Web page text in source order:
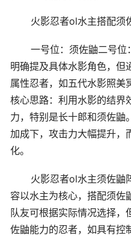
火影忍者ol水主搭配须
一号位：须佐鼬二号位
明确提及具体水影角色，但
属性忍者，如五代水影照美
核心思路：利用水影的结界
力，特别是长十郎和须佐鼬
加成下，攻击力大幅提升，
化。
火影忍者ol水主须佐鼬
容以水主为核心，搭配须佐
队友可根据实际情况选择，
佐鼬能力的忍者，如具有控